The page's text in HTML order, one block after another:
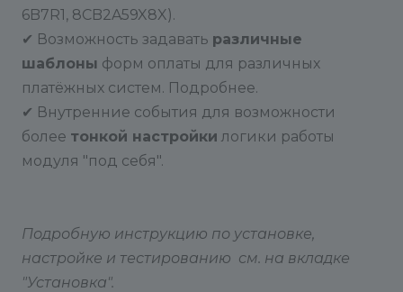
6B7R1, 8CB2A59X8X).
✔ Возможность задавать различные
шаблоны форм оплаты для различных
платёжных систем. Подробнее.
✔ Внутренние события для возможности
более тонкой настройки логики работы
модуля "под себя".
Подробную инструкцию по установке,
настройке и тестированию см. на вкладке
"Установка".